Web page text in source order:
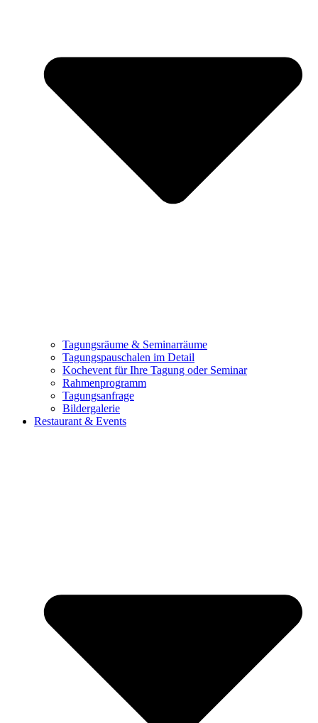
Tagungsräume & Seminarräume
Tagungspauschalen im Detail
Kochevent für Ihre Tagung oder Seminar
Rahmenprogramm
Tagungsanfrage
Bildergalerie
Restaurant & Events